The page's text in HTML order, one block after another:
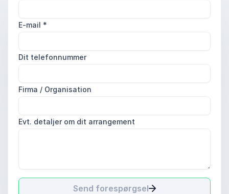
E-mail *
Dit telefonnummer
Firma / Organisation
Evt. detaljer om dit arrangement
Send forespørgsel